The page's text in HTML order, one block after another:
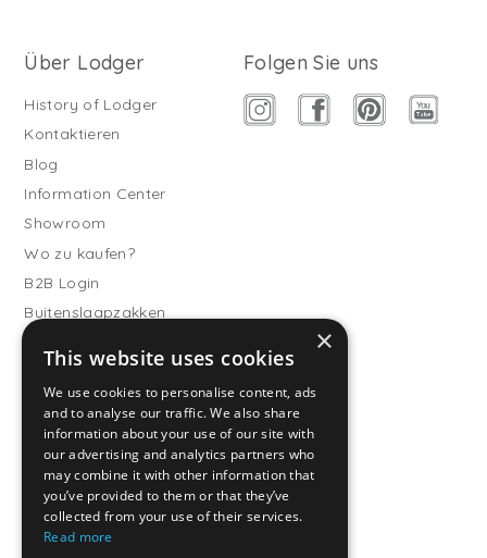
Über Lodger
History of Lodger
Kontaktieren
Blog
Information Center
Showroom
Wo zu kaufen?
B2B Login
Buitenslaapzakken
Kundendienst
Häufig gestellte Fragen
Versand & Lieferung
Rückgabe
Zahlungsarten
Allgemeine
Folgen Sie uns
×
This website uses cookies
We use cookies to personalise content, ads
and to analyse our traffic. We also share
information about your use of our site with
our advertising and analytics partners who
may combine it with other information that
you’ve provided to them or that they’ve
collected from your use of their services.
Read more